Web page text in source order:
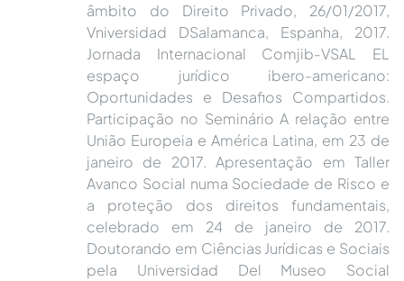
âmbito do Direito Privado, 26/01/2017,
Vniversidad DSalamanca, Espanha, 2017.
Jornada Internacional Comjib-VSAL EL
espaço jurídico ibero-americano:
Oportunidades e Desafios Compartidos.
Participação no Seminário A relação entre
União Europeia e América Latina, em 23 de
janeiro de 2017. Apresentação em Taller
Avanco Social numa Sociedade de Risco e
a proteção dos direitos fundamentais,
celebrado em 24 de janeiro de 2017.
Doutorando em Ciências Jurídicas e Sociais
pela Universidad Del Museo Social